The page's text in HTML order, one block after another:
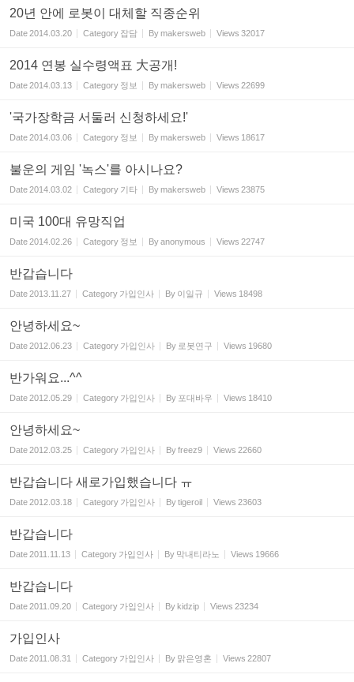
20년 안에 로봇이 대체할 직종순위
Date2014.03.20 Category 잡담 Bymakersweb Views 32017
2014 연봉 실수령액표 大공개!
Date2014.03.13 Category 정보 Bymakersweb Views 22699
'국가장학금 서둘러 신청하세요!'
Date2014.03.06 Category 정보 Bymakersweb Views 18617
불운의 게임 '녹스'를 아시나요?
Date2014.03.02 Category 기타 Bymakersweb Views 23875
미국 100대 유망직업
Date2014.02.26 Category 정보 Byanonymous Views 22747
반갑습니다
Date2013.11.27 Category 가입인사 By 이일규 Views 18498
안녕하세요~
Date2012.06.23 Category 가입인사 By 로봇연구 Views 19680
반가워요...^^
Date2012.05.29 Category 가입인사 By 포대바우 Views 18410
안녕하세요~
Date2012.03.25 Category 가입인사 Byfreez9 Views 22660
반갑습니다 새로가입했습니다 ㅠ
Date2012.03.18 Category 가입인사 Bytigeroil Views 23603
반갑습니다
Date2011.11.13 Category 가입인사 By 막내티라노 Views 19666
반갑습니다
Date2011.09.20 Category 가입인사 Bykidzip Views 23234
가입인사
Date2011.08.31 Category 가입인사 By 맑은영혼 Views 22807